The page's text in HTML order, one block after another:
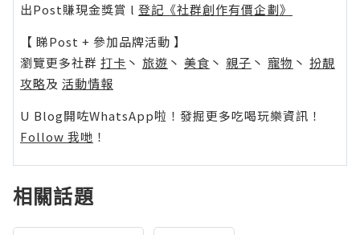
出Post賺現金獎賞 l 登記《社群創作有價企劃》
【 睇Post + 參加品牌活動 】
瀏覽更多社群 打卡 丶 旅遊 丶 美食 丶 親子 丶 寵物 丶 扮靚
攻略及 活動情報
U Blog開咗WhatsApp啦！發掘更多吃喝玩樂資訊！
Follow 我哋 ！
相關話題